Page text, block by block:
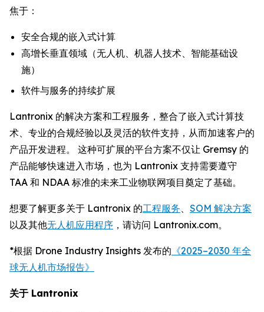
焦于：
安全合规的嵌入式计算
高增长垂直领域（无人机、机器人技术、智能基础设
施）
软件与服务的持续扩展
Lantronix 的解决方案和工程服务，整合了嵌入式计算技
术、专业的合规经验以及灵活的软件支持，从而加速客户的
产品开发进程。 这种可扩展的平台方案不仅让 Gremsy 的
产品能够快速进入市场，也为 Lantronix 支持需要遵守
TAA 和 NDAA 标准的未来工业物联网项目奠定了基础。
想要了解更多关于 Lantronix 的工程服务
SOM 解决方案
以及其他无人机应用程序 ，请访问 Lantronix.com。
*根据 Drone Industry Insights 发布的 《2025–2030 年全
球无人机市场报告》
关于 Lantronix